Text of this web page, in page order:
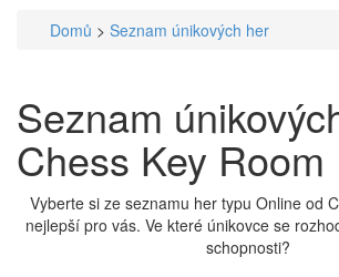
Domů > Seznam únikových her
Seznam
Chess Key Room
Vyberte si ze seznamu her typu Online od
nejlepší pro vás. Ve které únikovce se
schopnosti?